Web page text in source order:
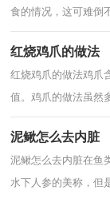
食的情况，这可难倒
妈妈们可以试着让食
红烧鸡爪的做法
红烧鸡爪的做法鸡爪
值。鸡爪的做法虽然
小编今天为大家带来
泥鳅怎么去内脏
泥鳅怎么去内脏在鱼
水下人参的美称，但